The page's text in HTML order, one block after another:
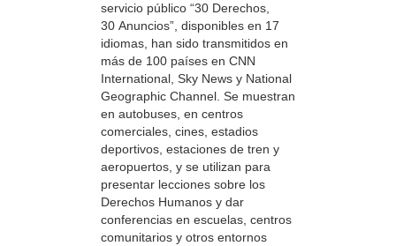
servicio público “30 Derechos,
30 Anuncios”, disponibles en 17
idiomas, han sido transmitidos en
más de 100 países en CNN
International, Sky News y National
Geographic Channel. Se muestran
en autobuses, en centros
comerciales, cines, estadios
deportivos, estaciones de tren y
aeropuertos, y se utilizan para
presentar lecciones sobre los
Derechos Humanos y dar
conferencias en escuelas, centros
comunitarios y otros entornos